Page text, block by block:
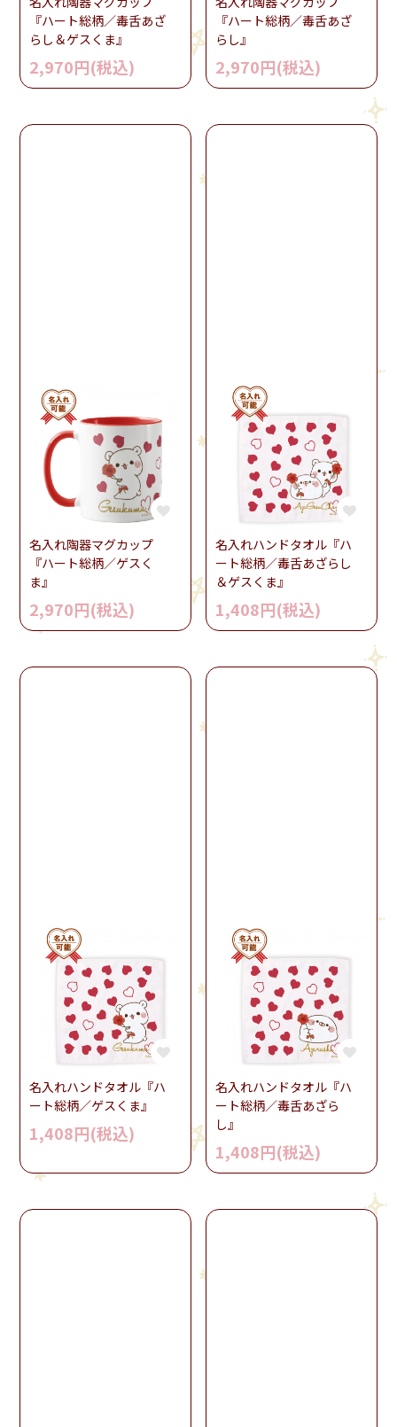
『ハート総柄／毒舌あざ
らし＆ゲスくま』
2,970円(税込)
『ハート総柄／毒舌あざ
らし』
2,970円(税込)
名入れ陶器マグカップ
『ハート総柄／ゲスく
ま』
2,970円(税込)
名入れハンドタオル『ハ
ート総柄／毒舌あざらし
＆ゲスくま』
1,408円(税込)
名入れハンドタオル『ハ
ート総柄／ゲスくま』
1,408円(税込)
名入れハンドタオル『ハ
ート総柄／毒舌あざら
し』
1,408円(税込)